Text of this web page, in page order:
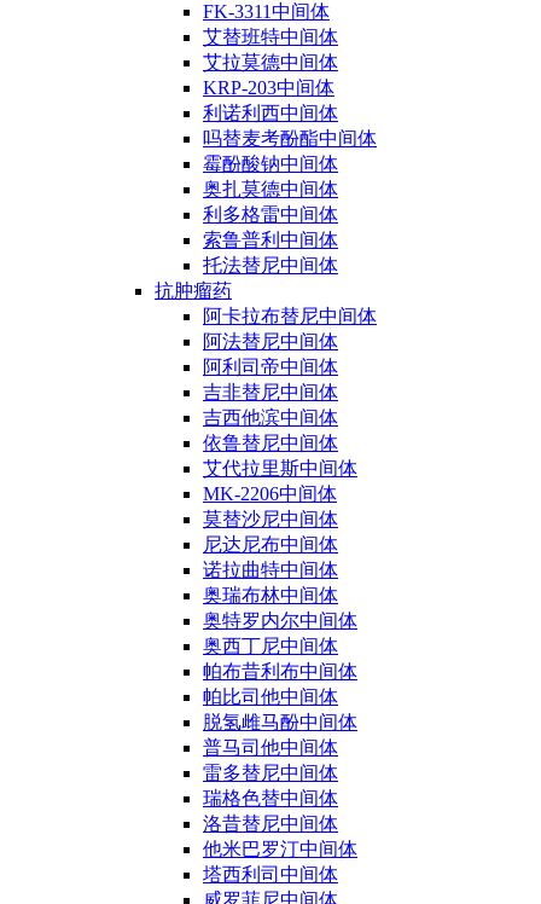
FK-3311中间体
艾替班特中间体
艾拉莫德中间体
KRP-203中间体
利诺利西中间体
吗替麦考酚酯中间体
霉酚酸钠中间体
奥扎莫德中间体
利多格雷中间体
索鲁普利中间体
托法替尼中间体
抗肿瘤药
阿卡拉布替尼中间体
阿法替尼中间体
阿利司帝中间体
吉非替尼中间体
吉西他滨中间体
依鲁替尼中间体
艾代拉里斯中间体
MK-2206中间体
莫替沙尼中间体
尼达尼布中间体
诺拉曲特中间体
奥瑞布林中间体
奥特罗内尔中间体
奥西丁尼中间体
帕布昔利布中间体
帕比司他中间体
脱氢雌马酚中间体
普马司他中间体
雷多替尼中间体
瑞格色替中间体
洛昔替尼中间体
他米巴罗汀中间体
塔西利司中间体